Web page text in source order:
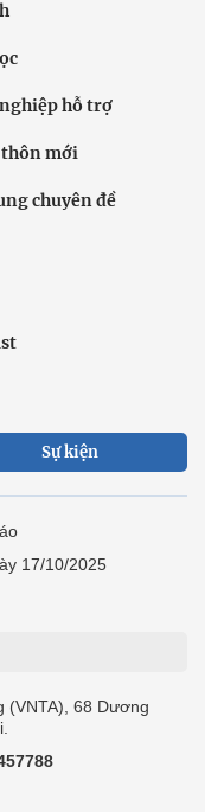
trị
- Giải trí
thôn mới
chuyên đề
Sự kiện